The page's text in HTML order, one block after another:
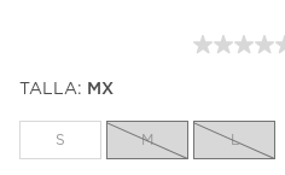
TALLA: MX
S M L